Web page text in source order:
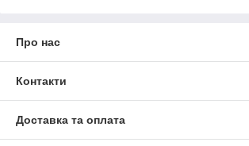
Про нас
Контакти
Доставка та оплата